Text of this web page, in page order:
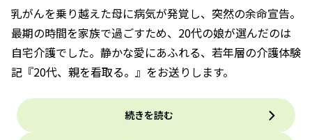
乳がんを乗り越えた母に病気が発覚し、突然の余命宣告。
最期の時間を家族で過ごすため、20代の娘が選んだのは
自宅介護でした。静かな愛にあふれる、若年層の介護体験
記『20代、親を看取る。』をお送りします。
続きを読む